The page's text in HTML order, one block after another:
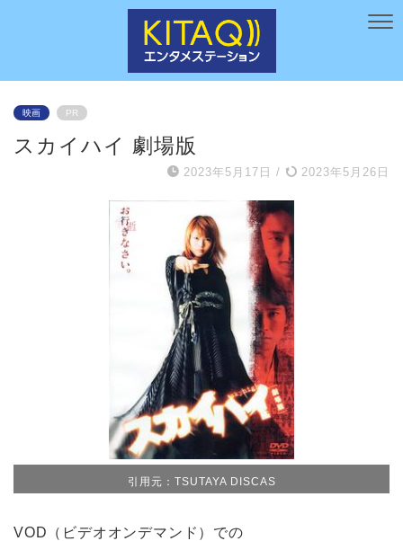
映画 PR
スカイハイ 劇場版
2023年5月17日 / 2023年5月26日
引用元：TSUTAYA DISCAS
VOD（ビデオオンデマンド）での